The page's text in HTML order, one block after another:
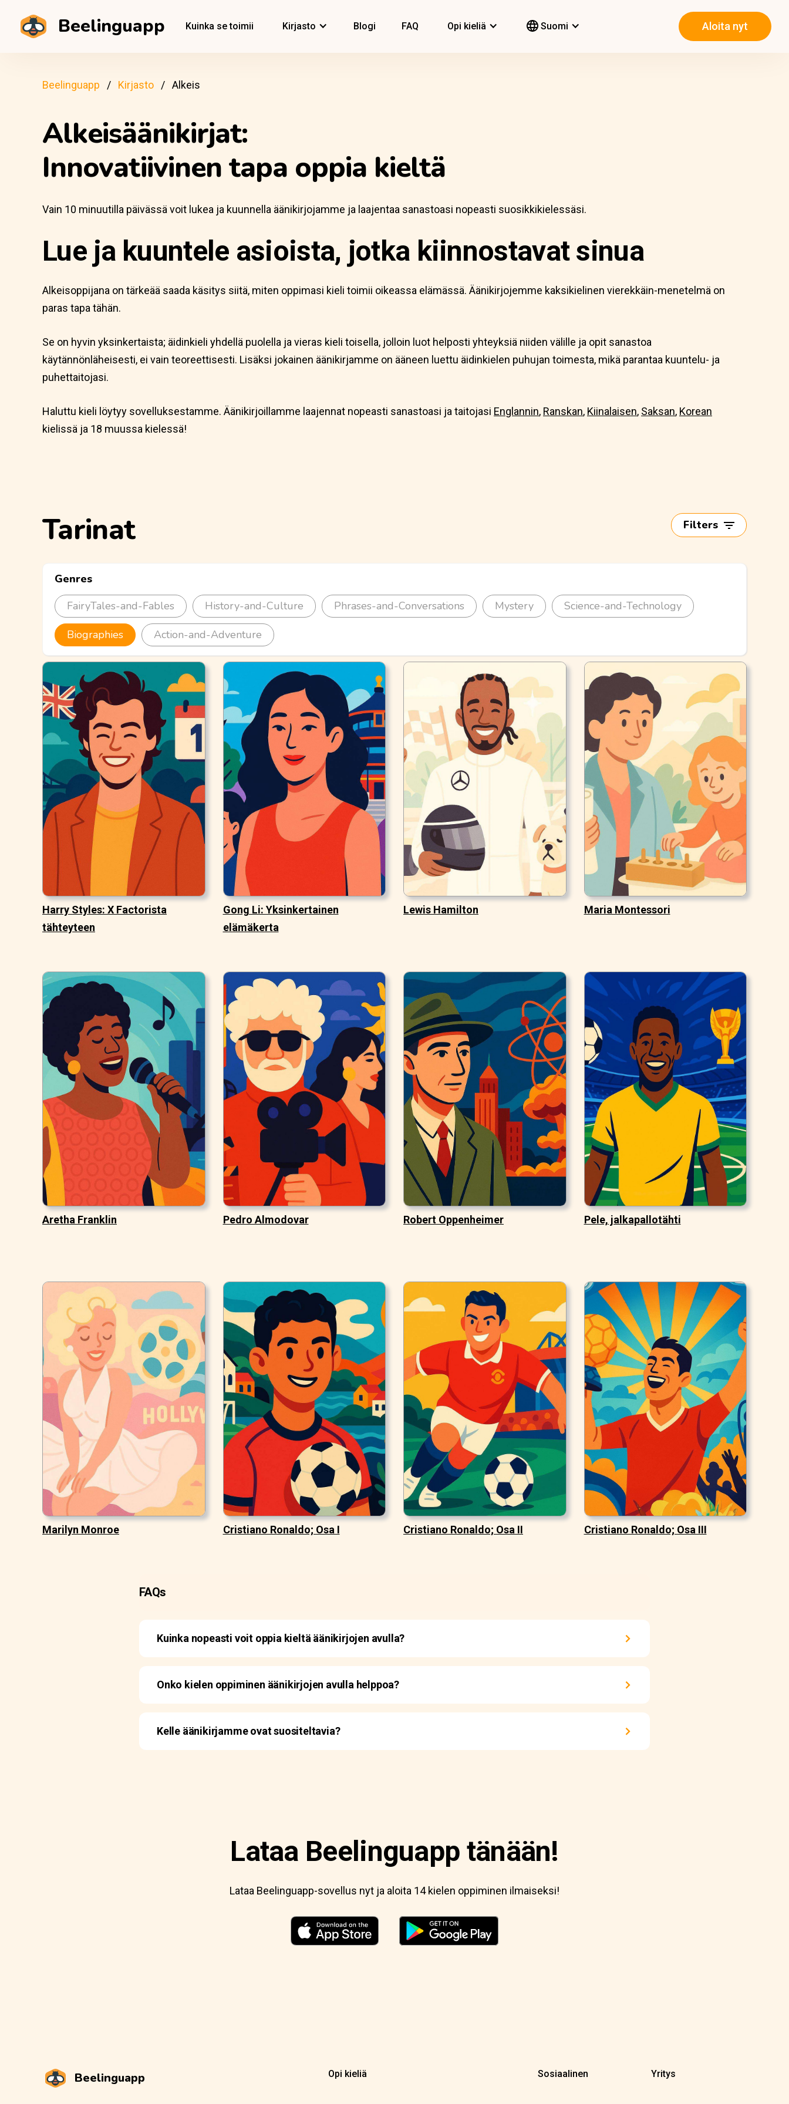
Beelinguapp Kuinka se toimii Kirjasto Blogi FAQ Opi kieliä Suomi Aloita nyt
Beelinguapp Kirjasto Alkeis
Alkeisäänikirjat:
Innovatiivinen tapa oppia kieltä
Vain 10 minuutilla päivässä voit lukea ja kuunnella äänikirjojamme ja laajentaa sanastoasi nopeasti suosikkikielessäsi.
Lue ja kuuntele asioista, jotka kiinnostavat sinua
Alkeisoppijana on tärkeää saada käsitys siitä, miten oppimasi kieli toimii oikeassa elämässä. Äänikirjojemme kaksikielinen vierekkäin-menetelmä on
paras tapa tähän.
Se on hyvin yksinkertaista; äidinkieli yhdellä puolella ja vieras kieli toisella, jolloin luot helposti yhteyksiä niiden välille ja opit sanastoa
käytännönläheisesti, ei vain teoreettisesti. Lisäksi jokainen äänikirjamme on ääneen luettu äidinkielen puhujan toimesta, mikä parantaa kuuntelu- ja
puhettaitojasi.
Haluttu kieli löytyy sovelluksestamme. Äänikirjoillamme laajennat nopeasti sanastoasi ja taitojasi Englannin, Ranskan, Kiinalaisen, Saksan, Korean
kielissä ja 18 muussa kielessä!
Tarinat Filters
Genres
FairyTales-and-Fables
History-and-Culture Phrases-and-Conversations Mystery Science-and-Technology
Biographies Action-and-Adventure
Harry Styles: X Factorista
tähteyteen
Gong Li: Yksinkertainen
elämäkerta
Lewis Hamilton Maria Montessori
Aretha Franklin Pedro Almodovar Robert Oppenheimer Pele, jalkapallotähti
Marilyn Monroe Cristiano Ronaldo; Osa I Cristiano Ronaldo; Osa II Cristiano Ronaldo; Osa III
FAQs
Kuinka nopeasti voit oppia kieltä äänikirjojen avulla?
Onko kielen oppiminen äänikirjojen avulla helppoa?
Kelle äänikirjamme ovat suositeltavia?
Lataa Beelinguapp tänään!
Lataa Beelinguapp-sovellus nyt ja aloita 14 kielen oppiminen ilmaiseksi!
Beelinguapp Opi kieliä Sosiaalinen Yritys